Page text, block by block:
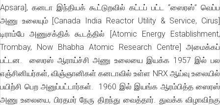
Apsara], கனடா இந்தியக் கூட்டுறவில் கட்டப் பட்ட “ஸைரஸ்” வெப்ப
அணு உலையும் [Canada India Reactor Utility & Service, Cirus]
டிராம்பே அணுசக்திக் கூடத்தில் [Atomic Energy Establishment,
Trombay, Now Bhabha Atomic Research Centre] அமைக்கப்
பட்டன. ஸைரஸ் ஆராய்ச்சி அணு உலையை இயக்க 1957 இல் பல
எஞ்சினியர்கள், விஞ்ஞானிகள் கனடாவில் உள்ள NRX ஆய்வு உலையில்
பயிற்சி பெற அனுப்பட்டார்கள். 1960 இல் இயங்க ஆரம்பித்த ஸைரஸ்
அணு உலையை, பிரதமர் நேரு திறந்து வைத்தார். துவக்க விழாவிற்கு